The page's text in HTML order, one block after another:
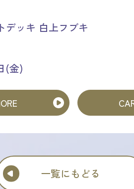
デッキ 白上フブキ
(金)
一覧にもどる